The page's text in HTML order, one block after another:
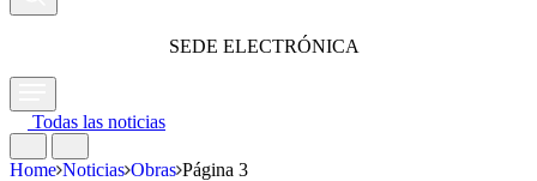
SEDE ELECTRÓNICA
Todas las noticias
Home Noticias Obras Página 3